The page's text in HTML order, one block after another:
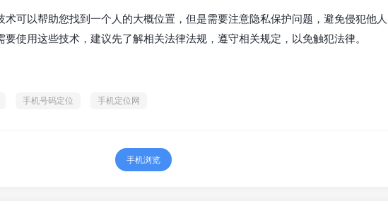
术可以帮助您找到一个人的大概位置，但是需要注意隐私保护问题，避免侵犯他人
使用这些技术，建议先了解相关法律法规，遵守相关规定，以免触犯法律。
手机号码定位 手机定位网
手机浏览